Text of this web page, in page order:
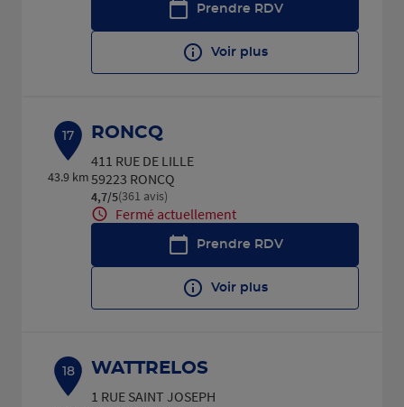
Prendre RDV
Voir plus
17
43.9 km
RONCQ
411 RUE DE LILLE
59223 RONCQ
4,7/5Note de 4.7 sur 5
(361 avis)
Fermé actuellement
Prendre RDV
Voir plus
18
WATTRELOS
1 RUE SAINT JOSEPH